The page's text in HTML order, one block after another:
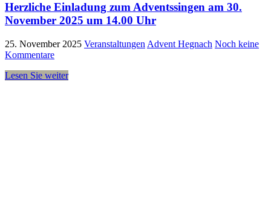
Herzliche Einladung zum Adventssingen am 30.
November 2025 um 14.00 Uhr
25. November 2025 Veranstaltungen Advent Hegnach Noch keine
Kommentare
Lesen Sie weiter